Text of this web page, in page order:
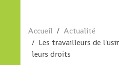
Accueil
Actualité
Les travailleurs de
leurs droits